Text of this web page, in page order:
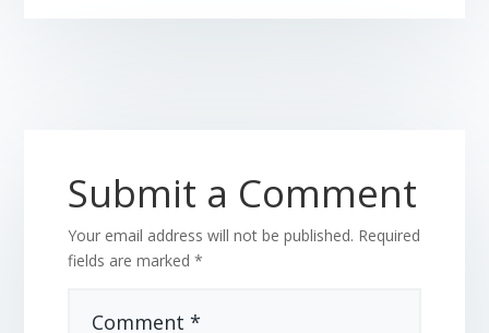
Submit a Comment
Your email address will not be published. Required
fields are marked*